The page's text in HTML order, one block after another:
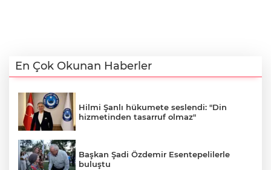
En Çok Okunan Haberler
Hilmi Şanlı hükumete seslendi: "Din
hizmetinden tasarruf olmaz"
Başkan Şadi Özdemir Esentepelilerle
buluştu